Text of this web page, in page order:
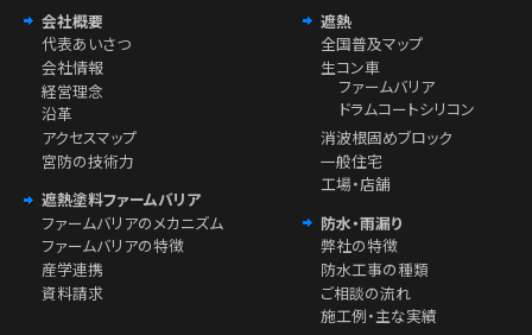
会社概要
代表あいさつ
会社情報
経営理念
沿革
アクセスマップ
宮防の技術力
遮熱塗料ファームバリア
ファームバリアのメカニズム
ファームバリアの特徴
産学連携
資料請求
遮熱
全国普及マップ
生コン車
ファームバリア
ドラムコートシリコン
消波根固めブロック
一般住宅
工場・店舗
防水・雨漏り
弊社の特徴
防水工事の種類
ご相談の流れ
施工例・主な実績